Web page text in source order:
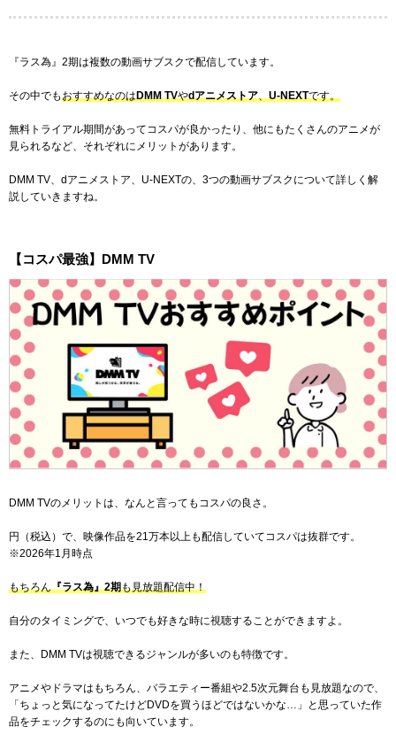
『ラス為』2期は複数の動画サブスクで配信しています。
その中でも おすすめなのはDMM TVやdアニメストア U-NEXTです。
無料トライアル期間があってコスパが良かったり、他にもたくさんのアニメが
見られるなど、それぞれにメリットがあります。
DMM TV、dアニメストア、U-NEXTの、3つの動画サブスクについて詳しく解
説していきますね。
【コスパ最強】DMM TV
DMM TVのメリットは、なんと言ってもコスパの良さ。
円（税込）で、映像作品を21万本以上 も配信していてコスパは抜群です。
※2026年1月時点
もちろん 『ラス為』2期も見放題配信中！
自分のタイミングで、いつでも好きな時に視聴することができますよ。
また、DMM TVは視聴できるジャンルが多いのも特徴です。
アニメやドラマはもちろん、バラエティー番組や2.5次元舞台も見放題なので、
「ちょっと気になってたけどDVDを買うほどではないかな…」と思っていた作
品をチェックするのにも向いています。